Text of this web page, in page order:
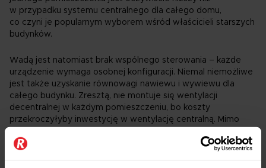
w przypadku systemu centralnego dla całego domu,
co czyni je popularnym wyborem wśród właścicieli starszych
budynków.
Wadą jest natomiast brak wspólnego sterowania – każde
urządzenie wymaga osobnej konfiguracji. Niemal niemożliwe
jest także uzyskanie równowagi nawiewu i wywiewu dla
całego budynku. Zresztą, nie montuje się wentylacji
decentralnej w każdym pomieszczeniu, bo koszty
przekroczyłyby inwestycję w wentylację centralną. Mimo
uzupełniającą – np. w pomieszczeniach, do których nie